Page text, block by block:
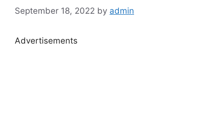
September 18, 2022 by admin
Advertisements